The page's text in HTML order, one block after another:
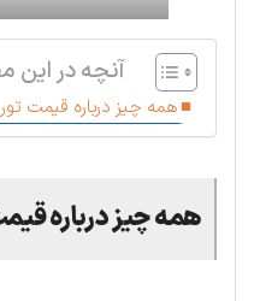
آنچه در این
همه چیز درباره قیمت تور
همه چیز درباره